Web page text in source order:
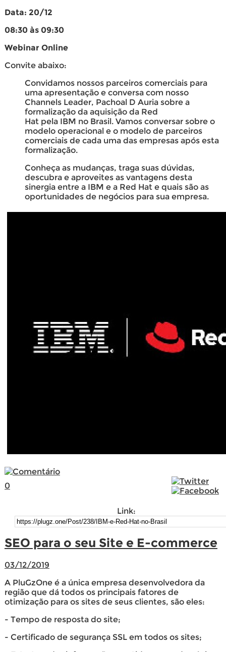
Data: 20/12
08:30 às 09:30
Webinar Online
Convite abaixo:
Convidamos nossos parceiros comerciais para
uma apresentação e conversa com nosso
Channels Leader, Pachoal D Auria sobre a
formalização da aquisição da Red
Hat pela IBM no Brasil. Vamos conversar sobre o
modelo operacional e o modelo de parceiros
comerciais de cada uma das empresas após esta
formalização.
Conheça as mudanças, traga suas dúvidas,
descubra e aproveites as vantagens desta
sinergia entre a IBM e a Red Hat e quais são as
oportunidades de negócios para sua empresa.
0
Link:
SEO para o seu Site e E-commerce
03/12/2019
A PluGzOne é a única empresa desenvolvedora da
região que dá todos os principais fatores de
otimização para os sites de seus clientes, são eles:
- Tempo de resposta do site;
- Certificado de segurança SSL em todos os sites;